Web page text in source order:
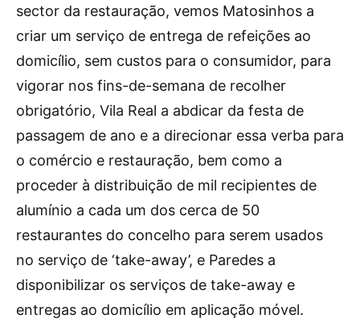
sector da restauração, vemos Matosinhos a
criar um serviço de entrega de refeições ao
domicílio, sem custos para o consumidor, para
vigorar nos fins-de-semana de recolher
obrigatório, Vila Real a abdicar da festa de
passagem de ano e a direcionar essa verba para
o comércio e restauração, bem como a
proceder à distribuição de mil recipientes de
alumínio a cada um dos cerca de 50
restaurantes do concelho para serem usados
no serviço de ‘take-away’, e Paredes a
disponibilizar os serviços de take-away e
entregas ao domicílio em aplicação móvel.